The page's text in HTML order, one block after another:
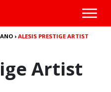
›ALESIS PRESTIGE ARTIST
Artist